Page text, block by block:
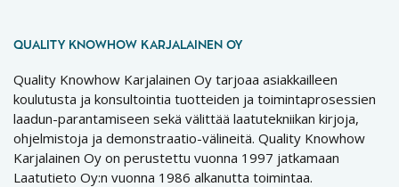
QUALITY KNOWHOW KARJALAINEN OY
Quality Knowhow Karjalainen Oy tarjoaa asiakkailleen
koulutusta ja konsultointia tuotteiden ja toimintaprosessien
laadun-parantamiseen sekä välittää laatutekniikan kirjoja,
ohjelmistoja ja demonstraatio-välineitä. Quality Knowhow
Karjalainen Oy on perustettu vuonna 1997 jatkamaan
Laatutieto Oy:n vuonna 1986 alkanutta toimintaa.